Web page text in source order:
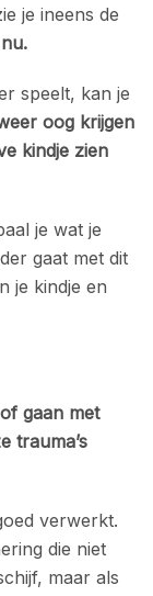
je ineens de
speelt, kan je
oog krijgen
kindje zien
je wat je
gaat met dit
je kindje en
gaan met
trauma’s
verwerkt.
die niet
maar als